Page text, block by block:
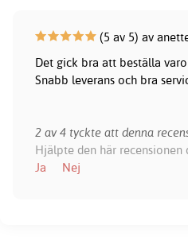
(5 av 5) av
Det gick bra att beställa
Snabb leverans och bra
2 av 4 tyckte att denna
Hjälpte den här recensionen
Ja
Nej